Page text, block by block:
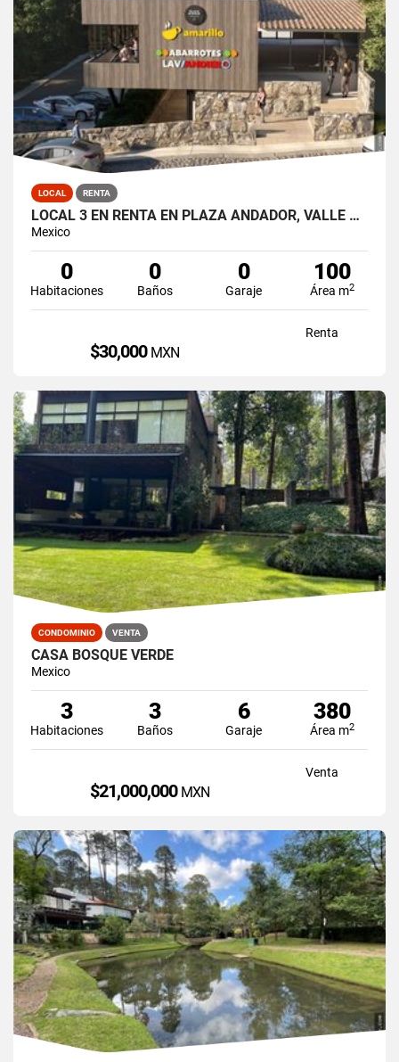
LOCAL RENTA
LOCAL 3 EN RENTA EN PLAZA ANDADOR, VALLE DE BRAVO, LA PEÑA
Mexico
0
Habitaciones
0
Baños
0
Garaje
100
Área m2
Renta
$30,000 MXN
CONDOMINIO VENTA
CASA BOSQUE VERDE
Mexico
3
Habitaciones
3
Baños
6
Garaje
380
Área m2
Venta
$21,000,000 MXN